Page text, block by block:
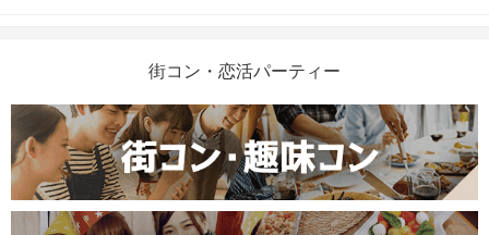
IBJMatching公式LINE
10:00～18:00）
定休日 ：毎週火曜日
※お電話でのお問い合わせ窓口は設けておりませ
ん。
友だち追加はこちら →
街コン・恋活パーティー